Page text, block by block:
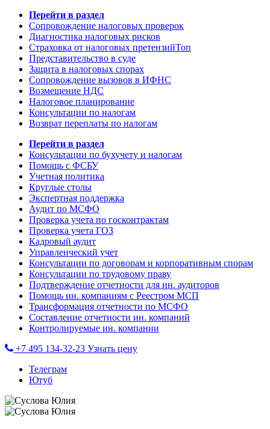
Перейти в раздел
Сопровождение налоговых проверок
Диагностика налоговых рисков
Страховка от налоговых претензийТоп
Представительство в суде
Защита в налоговых спорах
Сопровождение вызовов в ИФНС
Возмещение НДС
Налоговое планирование
Консультации по налогам
Возврат переплаты по налогам
Перейти в раздел
Консультации по бухучету и налогам
Помощь с ФСБУ
Учетная политика
Круглые столы
Экспертная поддержка
Аудит по МСФО
Проверка учета по госконтрактам
Проверка учета ГОЗ
Кадровый аудит
Управленческий учет
Консультации по договорам и корпоративным спорам
Консультации по трудовому праву
Подтверждение отчетности для ин. аудиторов
Помощь ин. компаниям с Реестром МСП
Трансформация отчетности по МСФО
Составление отчетности ин. компаний
Контролируемые ин. компании
+7 495 134-32-23 Узнать цену
Телеграм
Ютуб